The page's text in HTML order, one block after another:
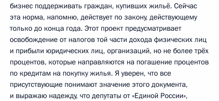
бизнес поддерживать граждан, купивших жильё. Сейчас
эта норма, напомню, действует по закону, действующему
только до конца года. Этот проект предусматривает
освобождение от налогов той части дохода физических лиц
и прибыли юридических лиц, организаций, но не более трёх
процентов, которые направляются на погашение процентов
по кредитам на покупку жилья. Я уверен, что все
присутствующие понимают значение этого документа,
и выражаю надежду, что депутаты от «Единой России»,